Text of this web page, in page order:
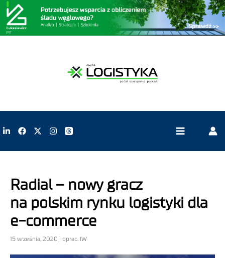
Radial – nowy gracz
na polskim rynku logistyki dla
e-commerce
15 września, 2020 | oprac. IW